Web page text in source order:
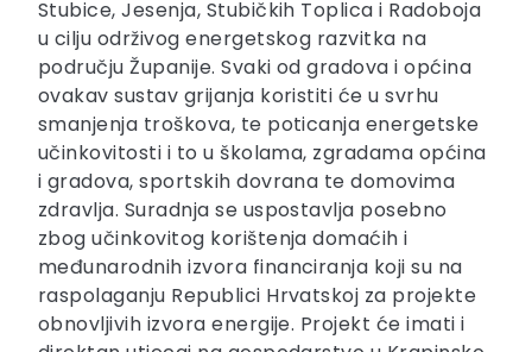
Stubice, Jesenja, Stubičkih Toplica i Radoboja
u cilju održivog energetskog razvitka na
području Županije. Svaki od gradova i općina
ovakav sustav grijanja koristiti će u svrhu
smanjenja troškova, te poticanja energetske
učinkovitosti i to u školama, zgradama općina
i gradova, sportskih dovrana te domovima
zdravlja. Suradnja se uspostavlja posebno
zbog učinkovitog korištenja domaćih i
međunarodnih izvora financiranja koji su na
raspolaganju Republici Hrvatskoj za projekte
obnovljivih izvora energije. Projekt će imati i